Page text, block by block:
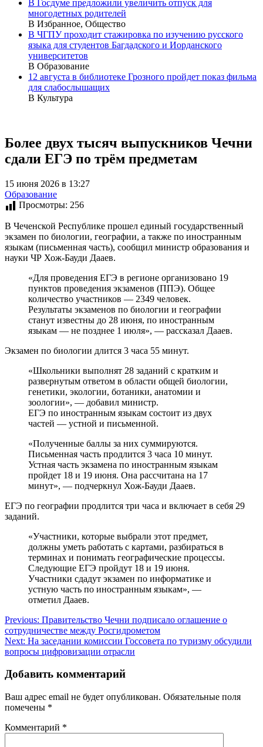
В Госдуме предложили увеличить отпуск для
многодетных родителей
В Избранное, Общество
В ЧГПУ проходит стажировка по изучению русского
языка для студентов Багдадского и Иорданского
университетов
В Образование
12 августа в библиотеке Грозного пройдет показ фильма
для слабослышащих
В Культура
Более двух тысяч выпускников Чечни
сдали ЕГЭ по трём предметам
15 июня 2026 в 13:27
Образование
Просмотры: 256
В Чеченской Республике прошел единый государственный
экзамен по биологии, географии, а также по иностранным
языкам (письменная часть), сообщил министр образования и
науки ЧР Хож-Бауди Дааев.
«Для проведения ЕГЭ в регионе организовано 19
пунктов проведения экзаменов (ППЭ). Общее
количество участников — 2349 человек.
Результаты экзаменов по биологии и географии
станут известны до 28 июня, по иностранным
языкам — не позднее 1 июля», — рассказал Дааев.
Экзамен по биологии длится 3 часа 55 минут.
«Школьники выполнят 28 заданий с кратким и
развернутым ответом в области общей биологии,
генетики, экологии, ботаники, анатомии и
зоологии», — добавил министр.
ЕГЭ по иностранным языкам состоит из двух
частей — устной и письменной.
«Полученные баллы за них суммируются.
Письменная часть продлится 3 часа 10 минут.
Устная часть экзамена по иностранным языкам
пройдет 18 и 19 июня. Она рассчитана на 17
минут», — подчеркнул Хож-Бауди Дааев.
ЕГЭ по географии продлится три часа и включает в себя 29
заданий.
«Участники, которые выбрали этот предмет,
должны уметь работать с картами, разбираться в
терминах и понимать географические процессы.
Следующие ЕГЭ пройдут 18 и 19 июня.
Участники сдадут экзамен по информатике и
устную часть по иностранным языкам», —
отметил Дааев.
Навигация
по
записям
Previous: Правительство Чечни подписало оглашение о
сотрудничестве между Росгидрометом
Next: На заседании комиссии Госсовета по туризму обсудили
вопросы цифровизации отрасли
Добавить комментарий
Ваш адрес email не будет опубликован. Обязательные поля
помечены *
Комментарий *